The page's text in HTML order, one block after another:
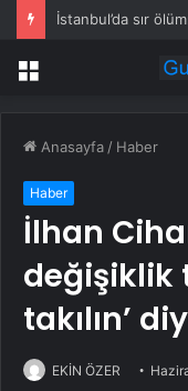
Menü
Anasayfa / Haber
Haber
İlhan
değişiklik
takılın’
EKİN ÖZER